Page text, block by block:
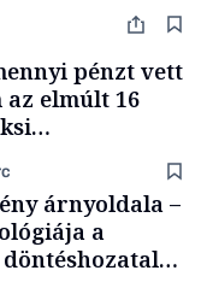
pénzt vett
elmúlt 16
árnyoldala –
a